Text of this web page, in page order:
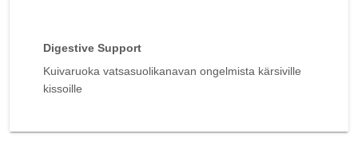
Digestive Support
Kuivaruoka vatsasuolikanavan ongelmista kärsiville
kissoille